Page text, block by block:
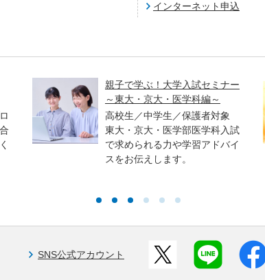
インターネット申込
親子で学ぶ！大学入試セミナー
～東大・京大・医学科編～
高校生／中学生／保護者対象
東大・京大・医学部医学科入試
で求められる力や学習アドバイ
スをお伝えします。
SNS公式アカウント